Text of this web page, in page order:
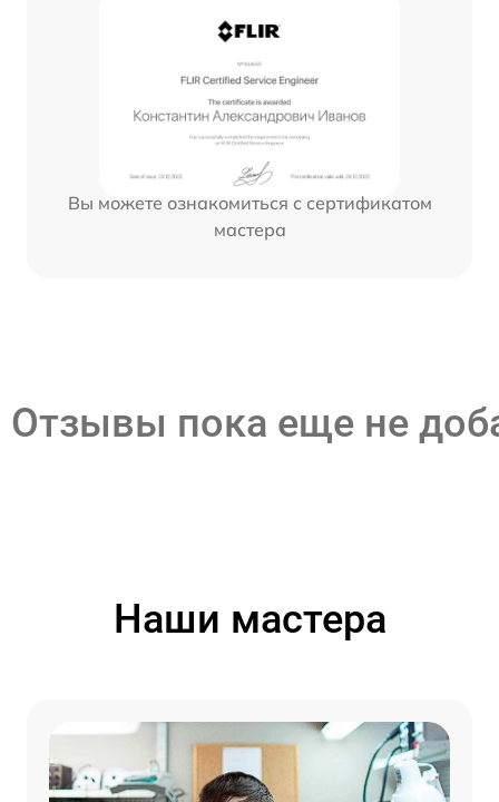
Вы можете ознакомиться с сертификатом
мастера
Отзывы пока еще не
Наши мастера